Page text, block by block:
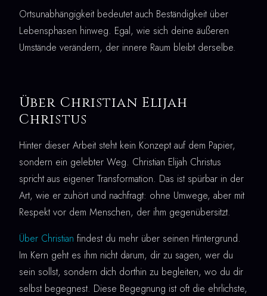
Ortsunabhängigkeit bedeutet auch Beständigkeit über
Lebensphasen hinweg. Egal, wie sich deine äußeren
Umstände verändern, der innere Raum bleibt derselbe.
Über Christian Elijah
Christus
Hinter dieser Arbeit steht kein Konzept auf dem Papier,
sondern ein gelebter Weg. Christian Elijah Christus
spricht aus eigener Transformation. Das ist spürbar in der
Art, wie er zuhört und nachfragt: ohne Umwege, aber mit
Respekt vor dem Menschen, der ihm gegenübersitzt.
Über Christian findest du mehr über seinen Hintergrund.
Im Kern geht es ihm nicht darum, dir zu sagen, wer du
sein sollst, sondern dich dorthin zu begleiten, wo du dir
selbst begegnest. Diese Begegnung ist oft die ehrlichste,